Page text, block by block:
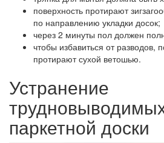
поверхность протирают
по направлению укладки досок;
через 2 минуты пол должен
чтобы избавиться от разводов,
протирают сухой ветошью.
Устранение
паркетной доски